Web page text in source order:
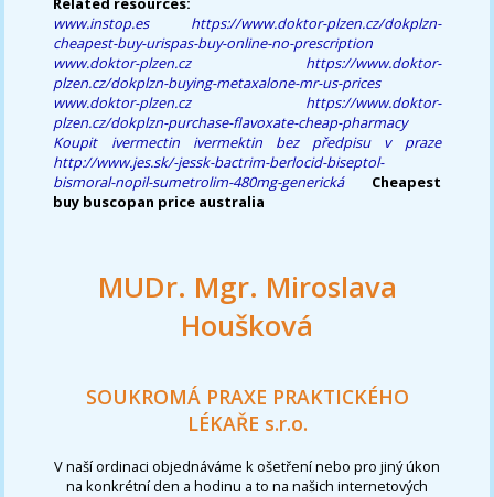
www.instop.es
https://www.doktor-plzen.cz/dokplzn-
cheapest-buy-urispas-buy-online-no-prescription
www.doktor-plzen.cz
https://www.doktor-
plzen.cz/dokplzn-buying-metaxalone-mr-us-prices
www.doktor-plzen.cz
https://www.doktor-
plzen.cz/dokplzn-purchase-flavoxate-cheap-pharmacy
Koupit ivermectin ivermektin bez předpisu v praze
http://www.jes.sk/-jessk-bactrim-berlocid-biseptol-
bismoral-nopil-sumetrolim-480mg-generická
Cheapest
buy buscopan price australia
MUDr. Mgr. Miroslava
Houšková
SOUKROMÁ PRAXE PRAKTICKÉHO
LÉKAŘE s.r.o.
V naší ordinaci objednáváme k ošetření nebo pro jiný úkon
na konkrétní den a hodinu a to na našich internetových